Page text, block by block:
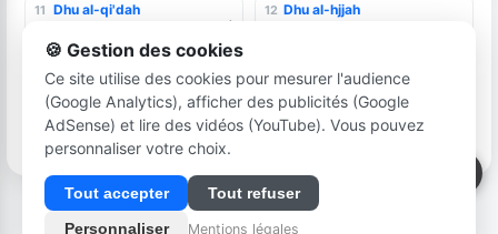
11 Dhu al-qi'dah 12 Dhu al-hjjah
hijri-miladi.com — التقويم الهجري والميلادي
Plan du site• Mentions légales•Cookies •Horaires prières
•
🍪 Gestion des cookies
Ce site utilise des cookies pour mesurer l'audience
(Google Analytics), afficher des publicités (Google
AdSense) et lire des vidéos (YouTube). Vous pouvez
personnaliser votre choix.
Tout accepter
Tout refuser
Personnaliser
Mentions légales